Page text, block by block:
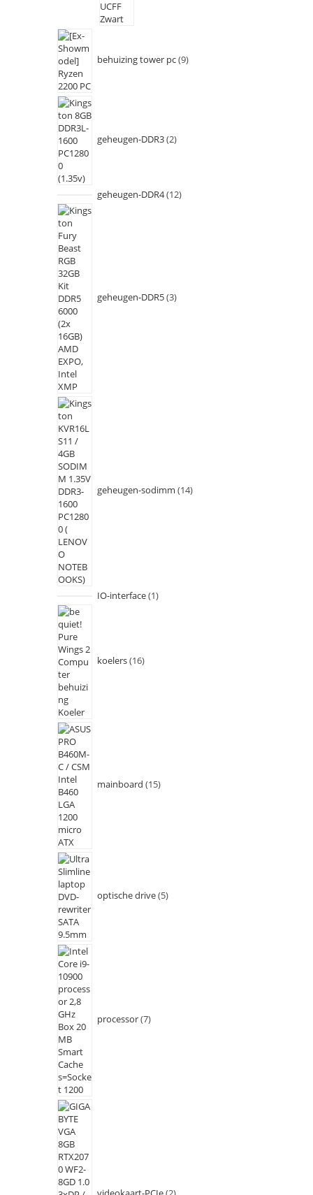
behuizing tower pc 9
geheugen-DDR3 2
geheugen-DDR4 12
geheugen-DDR5 3
geheugen-sodimm 14
IO-interface 1
koelers 16
mainboard 15
optische drive 5
processor 7